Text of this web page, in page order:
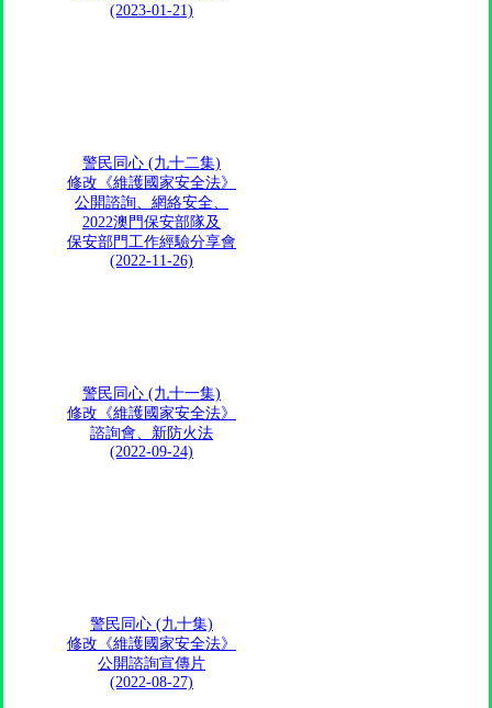
(2023-01-21)
警民同心 (九十二集)
修改《維護國家安全法》
公開諮詢、網絡安全、
2022澳門保安部隊及
保安部門工作經驗分享會
(2022-11-26)
警民同心 (九十一集)
修改《維護國家安全法》
諮詢會、新防火法
(2022-09-24)
警民同心 (九十集)
修改《維護國家安全法》
公開諮詢宣傳片
(2022-08-27)